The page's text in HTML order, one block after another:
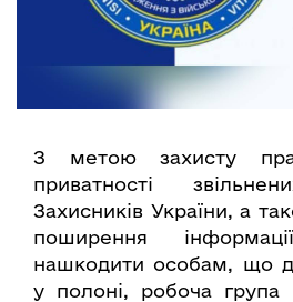
З метою захисту
приватності
Захисників України, а
поширення
нашкодити особам, що
у полоні, робоча група